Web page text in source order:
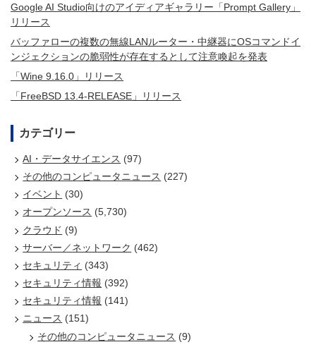
Google AI Studio向けのアイディアギャラリー「Prompt Gallery」
リリース
バッファローの複数の無線LANルーター・中継器にOSコマンドイ
ンジェクションの脆弱性が存在するとして注意喚起を発表
「Wine 9.16.0」リリース
「FreeBSD 13.4-RELEASE」リリース
カテゴリー
AI・データサイエンス (97)
その他のコンピュータニュース (227)
イベント (30)
オープンソース (5,730)
クラウド (9)
サーバー／ネットワーク (462)
セキュリティ (343)
セキュリティ情報 (392)
セキュリティ情報 (141)
ニュース (151)
その他のコンピュータニュース (9)